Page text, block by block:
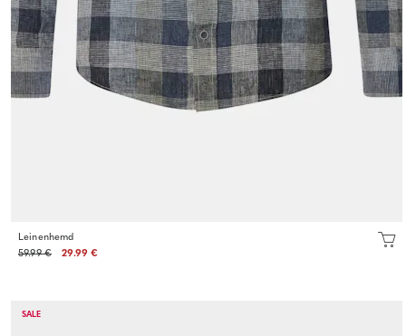
Leinenhemd
59.99 €
29.99 €
SALE